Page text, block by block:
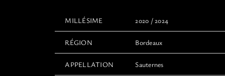
MILLÉSIME 2020 / 2024
RÉGION Bordeaux
APPELLATION Sauternes